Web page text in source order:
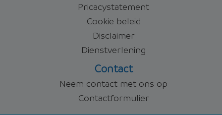
Pricacystatement
Cookie beleid
Disclaimer
Dienstverlening
Contact
Neem contact met ons op
Contactformulier